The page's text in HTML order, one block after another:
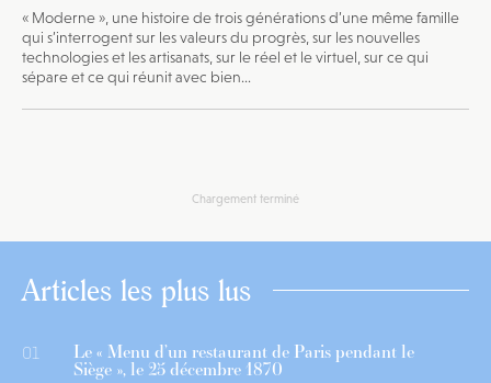
« Moderne », une histoire de trois générations d’une même famille
qui s’interrogent sur les valeurs du progrès, sur les nouvelles
technologies et les artisanats, sur le réel et le virtuel, sur ce qui
sépare et ce qui réunit avec bien...
Chargement terminé
Articles les plus lus
01 Le « Menu d’un restaurant de Paris pendant le
Siège », le 25 décembre 1870